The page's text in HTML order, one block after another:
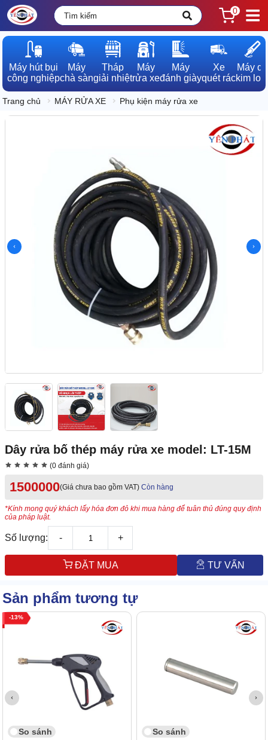
0
Máy hút bụi
công nghiệp
Máy
chà sàn
Tháp
giải nhiệt
Máy
rửa xe
Máy
đánh giày
Xe
quét rác
Máy dò
kim loại
Trang chủ MÁY RỬA XE Phụ kiện máy rửa xe
Dây rửa bố thép máy rửa xe model: LT-15M
(0 đánh giá)
1500000(Giá chưa bao gồm VAT) Còn hàng
*Kính mong quý khách lấy hóa đơn đỏ khi mua hàng để tuân thủ đúng quy định
của pháp luật.
Số lượng: - +
ĐẶT MUA TƯ VẤN
Sản phẩm tương tự
13
So sánh So sánh